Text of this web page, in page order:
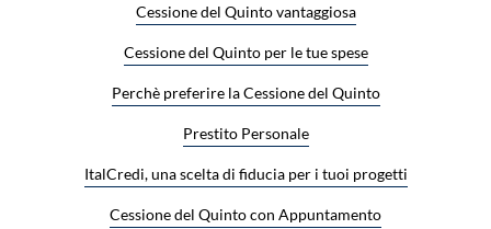
Cessione del Quinto vantaggiosa
Cessione del Quinto per le tue spese
Perchè preferire la Cessione del Quinto
Prestito Personale
ItalCredi, una scelta di fiducia per i tuoi progetti
Cessione del Quinto con Appuntamento